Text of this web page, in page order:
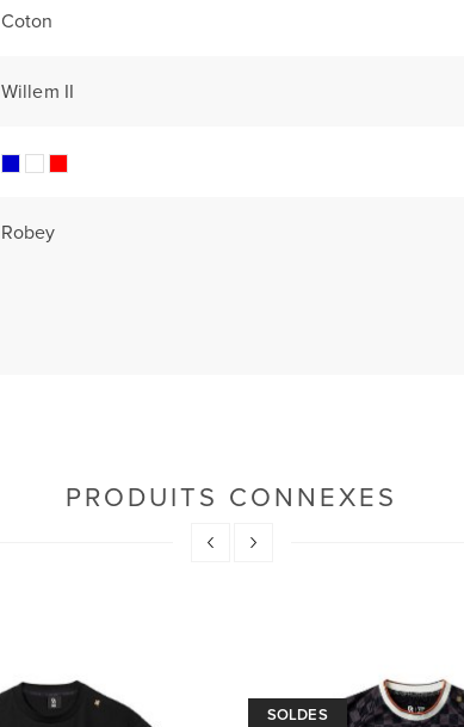
Coton
Willem II
Robey
PRODUITS CONNEXES
SOLDES